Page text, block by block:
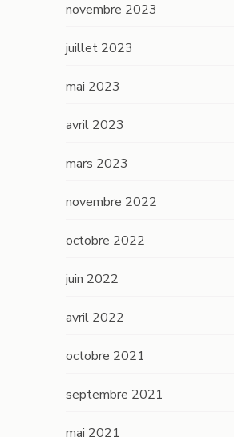
novembre 2023
juillet 2023
mai 2023
avril 2023
mars 2023
novembre 2022
octobre 2022
juin 2022
avril 2022
octobre 2021
septembre 2021
mai 2021